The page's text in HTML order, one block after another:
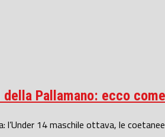
Pallamano: ecco
14 maschile ottava, le